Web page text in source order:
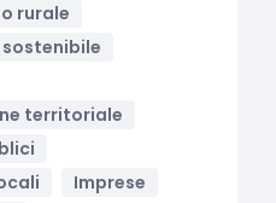
rurale
territoriale
Imprese